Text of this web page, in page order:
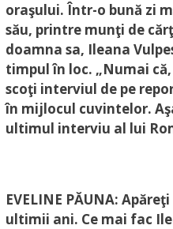
oraşului. Într-o bună zi
său, printre munţi de
doamna sa, Ileana
timpul în loc. „Numai
scoţi interviul de pe
în mijlocul cuvintelor.
ultimul interviu al lui
EVELINE PĂUNA:
ultimii ani. Ce mai fac